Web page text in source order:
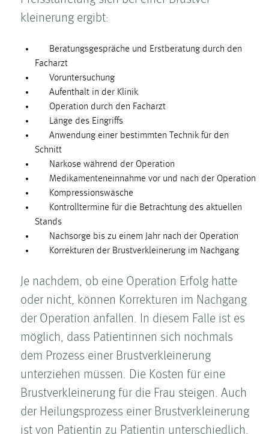
kleinerung ergibt:
Beratungs­gespräche und Erstberatung durch den
Facharzt
Voruntersuchung
Aufenthalt in der Klinik
Operation durch den Facharzt
Länge des Eingriffs
Anwendung einer bestimmten Technik für den
Schnitt
Narkose während der Operation
Medikamenteneinnahme vor und nach der Operation
Kompressionswäsche
Kontrolltermine für die Betrachtung des aktuellen
Stands
Nachsorge bis zu einem Jahr nach der Operation
Korrekturen der Brust­ver­kleinerung im Nachgang
Je nachdem, ob eine Operation Erfolg hatte
oder nicht, können Korrekturen im Nachgang
der Operation anfallen. In diesem Falle ist es
möglich, dass Patientinnen sich nochmals
dem Prozess einer Brust­ver­kleinerung
unterziehen müssen. Die Kosten­ für eine
Brust­ver­kleinerung für die Frau steigen. Auch
der Heilungsprozess einer Brust­ver­kleinerung
ist von Patientin zu Patientin unterschiedlich.